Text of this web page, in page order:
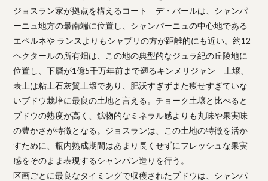
ジョスラン家が拠点を構えるコート デ・バールは、シャンパ
ーニュ地方の最南端に位置し、シャンパーニュの中心地である
エペルネや ランスよりもシャブリの方が距離的にも近い。約12
ヘクタールの所有畑は、この地の典型的なジュラ紀の丘陵地に
位置し、下層が1億5千万年前まで遡るキンメリジャン 土壌、
表土は粘土石灰質土壌であり、肥沃すぎずまた痩せすぎていな
いブドウ栽培に最良の土地と言える。チョーク土壌と比べると
ブドウの熟度が高く、鉱物的なミネラル感よりも丸味や果実味
の豊かさが特徴となる。ジョスランは、この土地の特徴を活か
すために、瓶内熟成期間はあまり長くせずにフレッシュな果実
感をそのまま表現するシャンパン造りを行う。
区画ごとに最良なタイミングで収穫されたブドウは、シャンパ